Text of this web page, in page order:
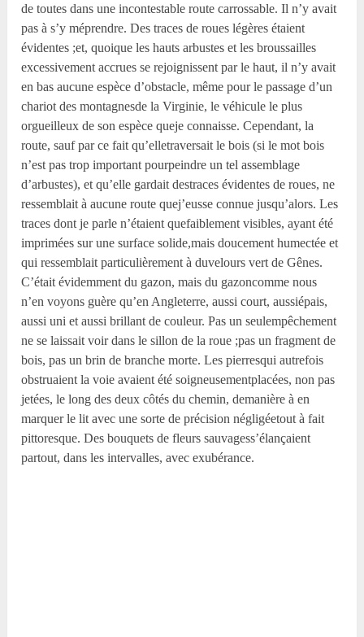
de toutes dans une incontestable route carrossable. Il n’y avait
pas à s’y méprendre. Des traces de roues légères étaient
évidentes ;et, quoique les hauts arbustes et les broussailles
excessivement accrues se rejoignissent par le haut, il n’y avait
en bas aucune espèce d’obstacle, même pour le passage d’un
chariot des montagnesde la Virginie, le véhicule le plus
orgueilleux de son espèce queje connaisse. Cependant, la
route, sauf par ce fait qu’elletraversait le bois (si le mot bois
n’est pas trop important pourpeindre un tel assemblage
d’arbustes), et qu’elle gardait destraces évidentes de roues, ne
ressemblait à aucune route quej’eusse connue jusqu’alors. Les
traces dont je parle n’étaient quefaiblement visibles, ayant été
imprimées sur une surface solide,mais doucement humectée et
qui ressemblait particulièrement à duvelours vert de Gênes.
C’était évidemment du gazon, mais du gazoncomme nous
n’en voyons guère qu’en Angleterre, aussi court, aussiépais,
aussi uni et aussi brillant de couleur. Pas un seulempêchement
ne se laissait voir dans le sillon de la roue ;pas un fragment de
bois, pas un brin de branche morte. Les pierresqui autrefois
obstruaient la voie avaient été soigneusementplacées, non pas
jetées, le long des deux côtés du chemin, demanière à en
marquer le lit avec une sorte de précision négligéetout à fait
pittoresque. Des bouquets de fleurs sauvagess’élançaient
partout, dans les intervalles, avec exubérance.